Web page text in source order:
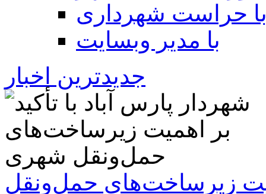
حراست شهرداری
با مدیر وبسایت
جدیدترین اخبار
زیرساخت‌های حمل‌ونقل